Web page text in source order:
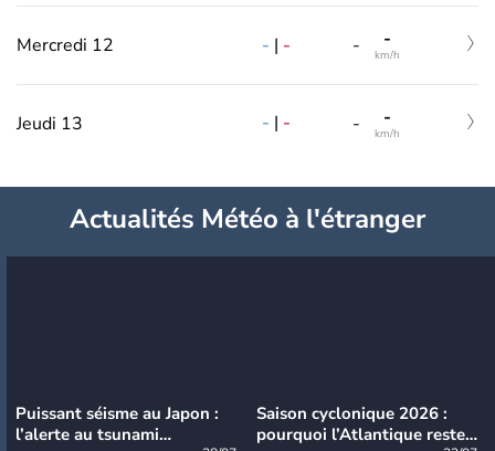
Mercredi 12 - | - - -
km/h
Jeudi 13 - | - - -
km/h
Actualités Météo à l'étranger
Puissant séisme au Japon :
l’alerte au tsunami
Saison cyclonique 2026 :
pourquoi l’Atlantique reste